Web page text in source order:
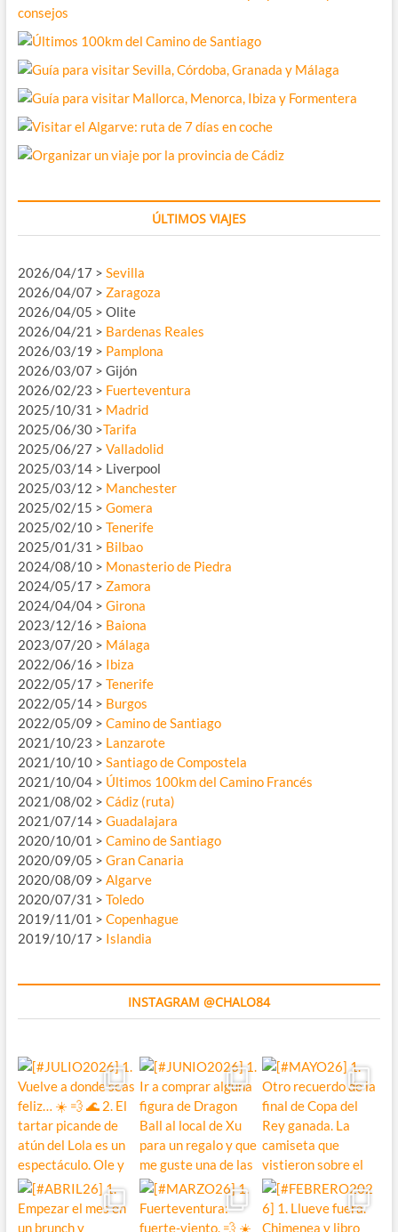
ÚLTIMOS VIAJES
2026/04/17 > Sevilla
2026/04/07 > Zaragoza
2026/04/05 > Olite
2026/04/21 > Bardenas Reales
2026/03/19 > Pamplona
2026/03/07 > Gijón
2026/02/23 > Fuerteventura
2025/10/31 > Madrid
2025/06/30 >Tarifa
2025/06/27 > Valladolid
2025/03/14 > Liverpool
2025/03/12 > Manchester
2025/02/15 > Gomera
2025/02/10 > Tenerife
2025/01/31 > Bilbao
2024/08/10 > Monasterio de Piedra
2024/05/17 > Zamora
2024/04/04 > Girona
2023/12/16 > Baiona
2023/07/20 > Málaga
2022/06/16 > Ibiza
2022/05/17 > Tenerife
2022/05/14 > Burgos
2022/05/09 > Camino de Santiago
2021/10/23 > Lanzarote
2021/10/10 > Santiago de Compostela
2021/10/04 > Últimos 100km del Camino Francés
2021/08/02 > Cádiz (ruta)
2021/07/14 > Guadalajara
2020/10/01 > Camino de Santiago
2020/09/05 > Gran Canaria
2020/08/09 > Algarve
2020/07/31 > Toledo
2019/11/01 > Copenhague
2019/10/17 > Islandia
INSTAGRAM @CHALO84